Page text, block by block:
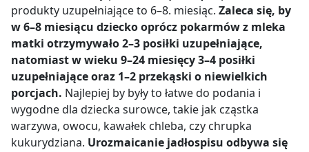
produkty uzupełniające to 6–8. miesiąc. Zaleca się, by
w 6–8 miesiącu dziecko oprócz pokarmów z mleka
matki otrzymywało 2–3 posiłki uzupełniające,
natomiast w wieku 9–24 miesięcy 3–4 posiłki
uzupełniające oraz 1–2 przekąski o niewielkich
porcjach. Najlepiej by były to łatwe do podania i
wygodne dla dziecka surowce, takie jak cząstka
warzywa, owocu, kawałek chleba, czy chrupka
kukurydziana. Urozmaicanie jadłospisu odbywa się